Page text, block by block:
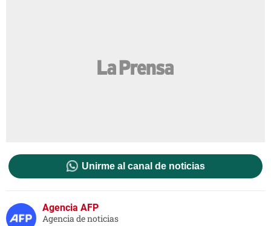
Unirme al canal de noticias
Agencia AFP
Agencia de noticias